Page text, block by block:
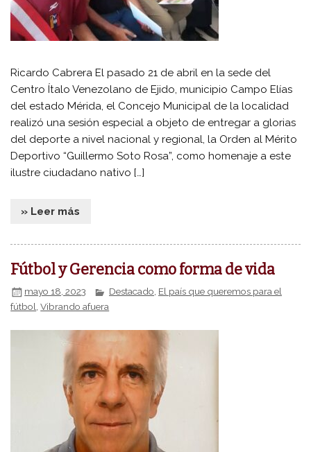
Ricardo Cabrera El pasado 21 de abril en la sede del
Centro Ítalo Venezolano de Ejido, municipio Campo Elías
del estado Mérida, el Concejo Municipal de la localidad
realizó una sesión especial a objeto de entregar a glorias
del deporte a nivel nacional y regional, la Orden al Mérito
Deportivo “Guillermo Soto Rosa”, como homenaje a este
ilustre ciudadano nativo […]
» Leer más
Fútbol y Gerencia como forma de vida
mayo 18, 2023 Destacado, El país que queremos para el
fútbol ,Vibrando afuera